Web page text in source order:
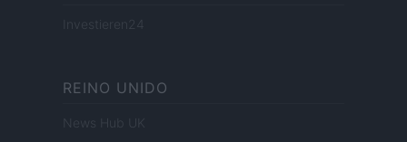
Investieren24
REINO UNIDO
News Hub UK